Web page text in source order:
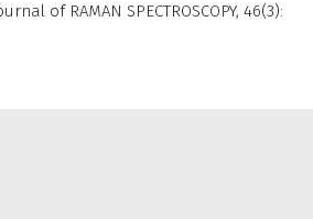
of RAMAN SPECTROSCOPY, 46(3):